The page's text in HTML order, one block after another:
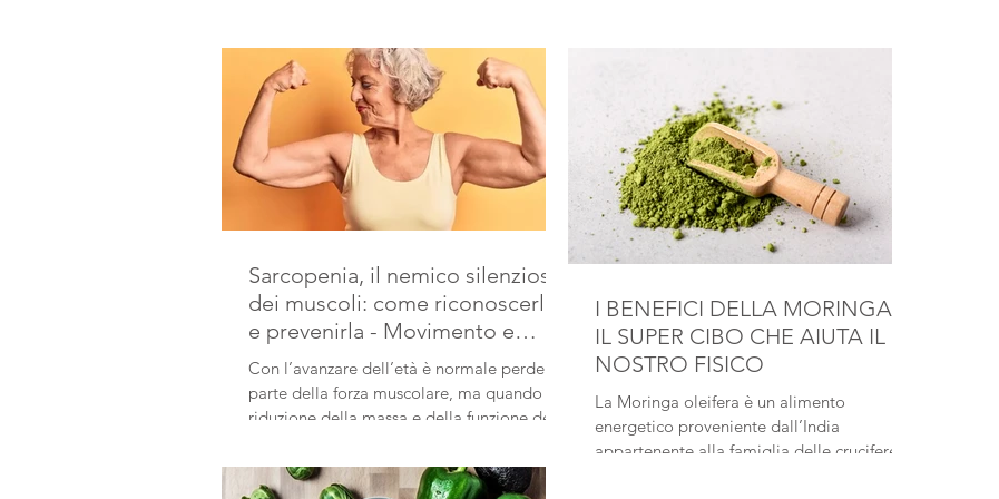
Sarcopenia, il nemico silenzioso
dei muscoli: come riconoscerla
e prevenirla - Movimento e
Proteine per la prevenzione
Con l’avanzare dell’età è normale perdere
parte della forza muscolare, ma quando la
riduzione della massa e della funzione dei
di sarcopenia, una malattia oggi
riconosciuta che aumenta il rischio di
I BENEFICI DELLA MORINGA -
IL SUPER CIBO CHE AIUTA IL
NOSTRO FISICO
La Moringa oleifera è un alimento
energetico proveniente dall’India
appartenente alla famiglia delle crucifere, è